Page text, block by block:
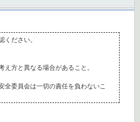
ください。
方と異なる場合があること。
全委員会は一切の責任を負わないこ